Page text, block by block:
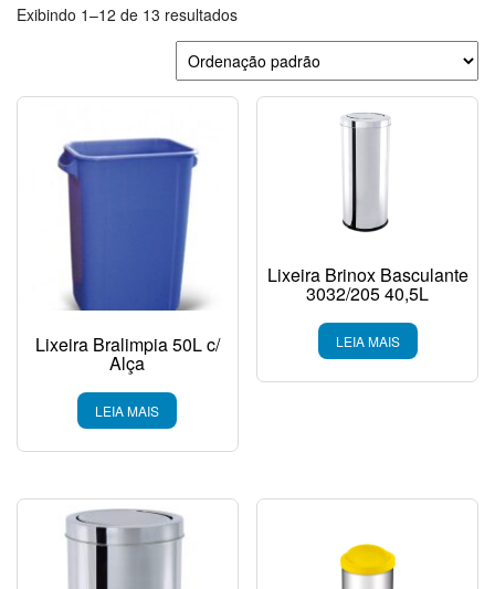
Exibindo 1–12 de 13 resultados
Lixeira Bralimpia 50L c/
Alça
LEIA MAIS
Lixeira Brinox Basculante
3032/205 40,5L
LEIA MAIS